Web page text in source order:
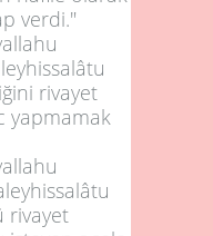
verdi."
rivayet
yapmamak
rivayet